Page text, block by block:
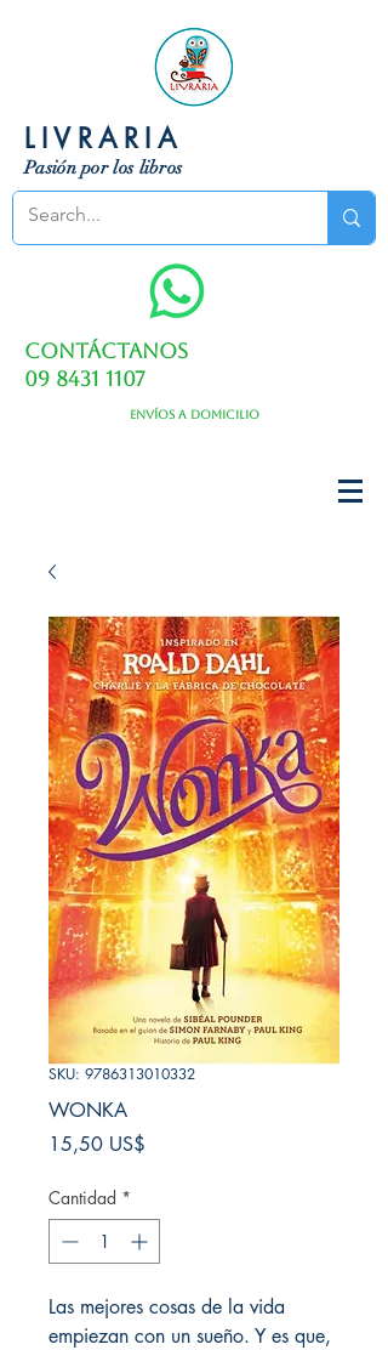
LIVRARIA
Pasión por los libros
Contáctanos
09 8431 1107
Envíos a domicilio
SKU: 9786313010332
WONKA
15,50 US$
Cantidad *
Las mejores cosas de la vida
empiezan con un sueño. Y es que,